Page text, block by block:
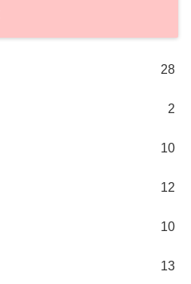
28
2
10
12
10
13